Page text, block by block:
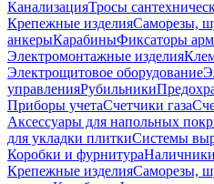
КанализацияТросы
Крепежные изделияСаморезы,
анкерыКарабиныФиксаторы
Электромонтажные изделия
Электрощитовое оборудование
управленияРубильники
Приборы учетаСчетчики газа
Аксессуары для напольных
для укладки плиткиСистемы
Коробки и фурнитура
Крепежные изделияСаморезы,